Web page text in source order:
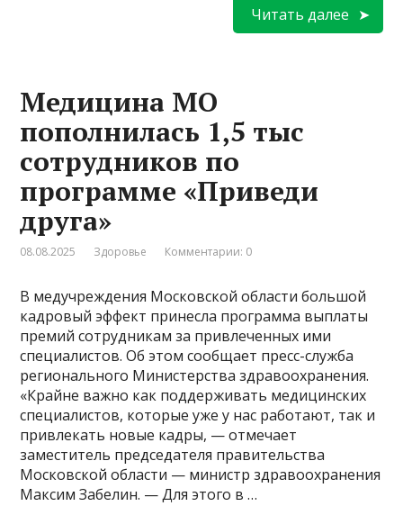
Читать далее
Медицина МО
пополнилась 1,5 тыс
сотрудников по
программе «Приведи
друга»
08.08.2025 Здоровье Комментарии: 0
В медучреждения Московской области большой
кадровый эффект принесла программа выплаты
премий сотрудникам за привлеченных ими
специалистов. Об этом сообщает пресс-служба
регионального Министерства здравоохранения.
«Крайне важно как поддерживать медицинских
специалистов, которые уже у нас работают, так и
привлекать новые кадры, — отмечает
заместитель председателя правительства
Московской области — министр здравоохранения
Максим Забелин. — Для этого в …